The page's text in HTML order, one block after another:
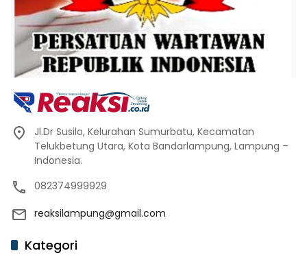
Jl.Dr Susilo, Kelurahan Sumurbatu, Kecamatan
Telukbetung Utara, Kota Bandarlampung, Lampung –
Indonesia.
082374999929
reaksilampung@gmail.com
Kategori